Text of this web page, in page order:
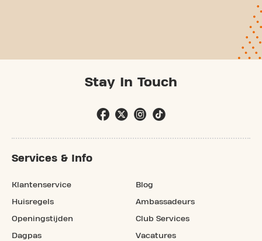
Stay In Touch
Services & Info
Klantenservice
Huisregels
Openingstijden
Dagpas
Blog
Ambassadeurs
Club Services
Vacatures